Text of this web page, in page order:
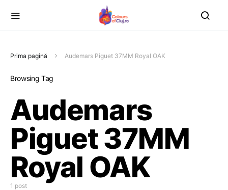
Prima pagină Audemars Piguet 37MM Royal OAK
Browsing Tag
Audemars
Piguet 37MM
Royal OAK
1 post